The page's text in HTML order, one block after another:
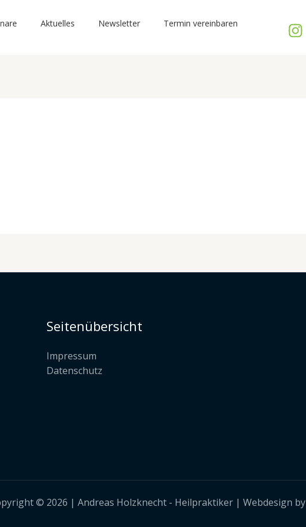
Aktuelles Newsletter
Termin vereinbaren
Seitenübersicht
Impressum
Datenschutz
© 2026 | Andreas Holzknecht - Heilpraktiker | Webdesign by